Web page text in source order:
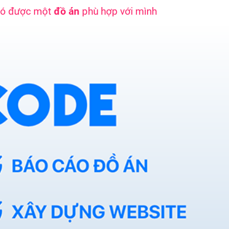
được một đồ án phù hợp với mình